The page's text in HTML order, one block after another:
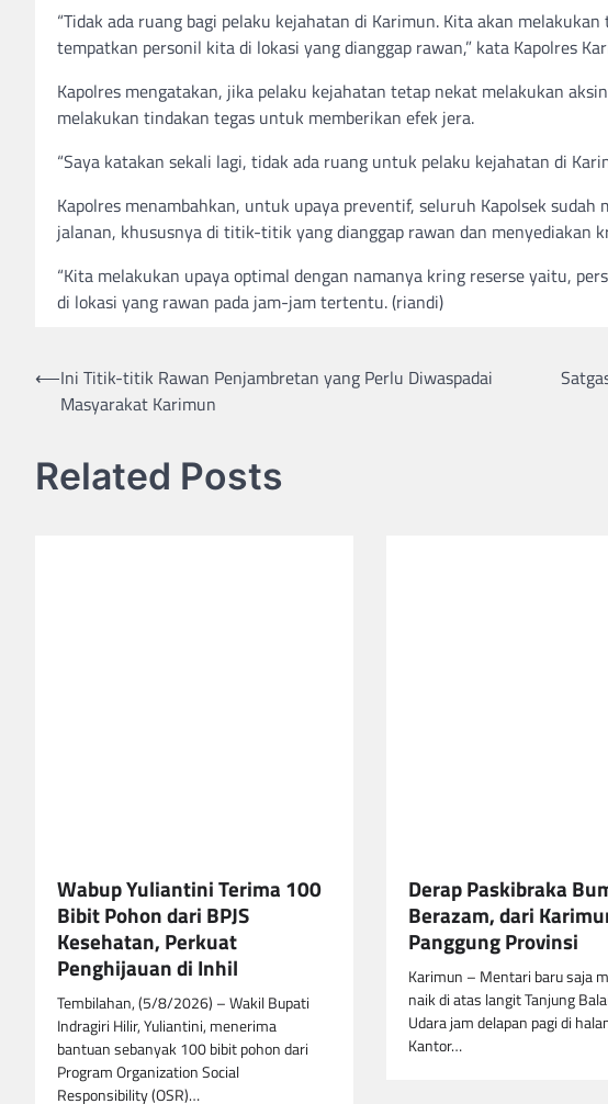
“Tidak ada ruang bagi pelaku kejahatan di Karimun. Kita akan
tempatkan personil kita di lokasi yang dianggap rawan,” kata Kapolres
Kapolres mengatakan, jika pelaku kejahatan tetap nekat melakukan
melakukan tindakan tegas untuk memberikan efek jera.
“Saya katakan sekali lagi, tidak ada ruang untuk pelaku kejahatan di
Kapolres menambahkan, untuk upaya preventif, seluruh Kapolsek
jalanan, khususnya di titik-titik yang dianggap rawan dan menyediakan
“Kita melakukan upaya optimal dengan namanya kring reserse yaitu,
di lokasi yang rawan pada jam-jam tertentu. (riandi)
Post
navigation
⟵Ini Titik-titik Rawan Penjambretan yang Perlu Diwaspadai
Masyarakat Karimun
Related Posts
Wabup Yuliantini Terima 100
Bibit Pohon dari BPJS
Kesehatan, Perkuat
Penghijauan di Inhil
Tembilahan, (5/8/2026) – Wakil Bupati
Indragiri Hilir, Yuliantini, menerima
bantuan sebanyak 100 bibit pohon dari
Program Organization Social
Responsibility (OSR)…
Derap Paskibraka
Berazam, dari
Panggung Provinsi
Karimun – Mentari baru saja
naik di atas langit Tanjung
Udara jam delapan pagi di
Kantor…